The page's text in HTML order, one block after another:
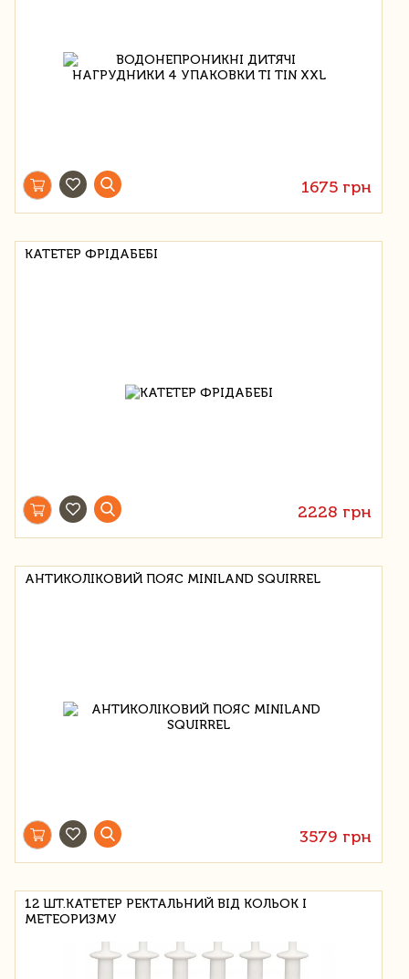
1675 грн
КАТЕТЕР ФРІДАБЕБІ
2228 грн
АНТИКОЛІКОВИЙ ПОЯС MINILAND SQUIRREL
3579 грн
12 ШТ.КАТЕТЕР РЕКТАЛЬНИЙ ВІД КОЛЬОК І
МЕТЕОРИЗМУ